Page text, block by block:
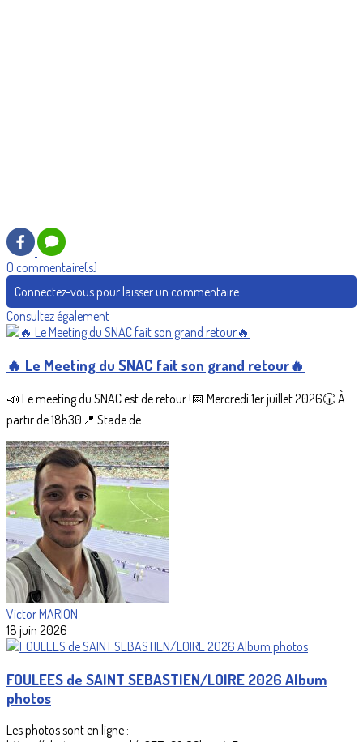
0 commentaire(s)
Connectez-vous pour laisser un commentaire
Consultez également
🔥 Le Meeting du SNAC fait son grand retour🔥
📣 Le meeting du SNAC est de retour !📅 Mercredi 1er juillet 2026🕡 À
partir de 18h30📍 Stade de...
Victor MARION
18 juin 2026
FOULEES de SAINT SEBASTIEN/LOIRE 2026 Album
photos
Les photos sont en ligne :